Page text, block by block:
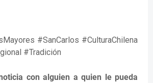
#SanCarlos #CulturaChilena
#Tradición
con alguien a quien le pueda